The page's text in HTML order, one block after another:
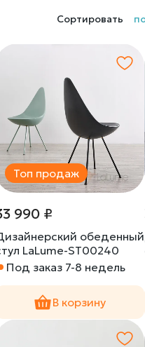
Сортировать
Топ продаж
990 ₽
обеденный
LaLume-ST00240
Под заказ 7-8 недель
В корзину